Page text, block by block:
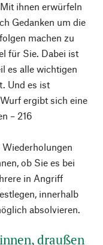
ihnen erwürfeln
Gedanken um die
machen zu
für Sie. Dabei ist
es alle wichtigen
Und es ist
ergibt sich eine
– 216
ob Sie es bei
in Angriff
innerhalb
absolvieren.
draußen